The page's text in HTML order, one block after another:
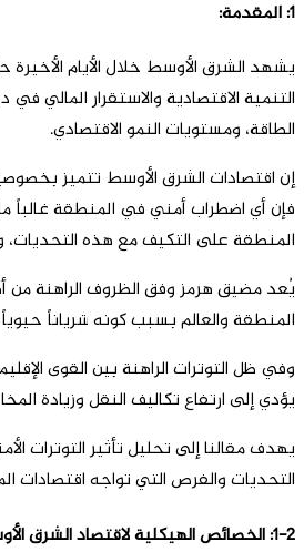
1: المقدمة:
يشهد الشرق الأوسط خلال الأيام الأخيرة
التنمية الاقتصادية والاستقرار المالي
الطاقة، ومستويات النمو الاقتصادي.
إن اقتصادات الشرق الأوسط تتميز
فإن أي اضطراب أمني في المنطقة غالباً
المنطقة على التكيف مع هذه التحديات،
يُعد مضيق هرمز وفق الظروف الراهنة من
المنطقة والعالم بسبب كونه شرياناً
وفي ظل التوترات الراهنة بين القوى
يؤدي إلى ارتفاع تكاليف النقل وزيادة
يهدف مقالنا إلى تحليل تأثير التوترات
التحديات والفرص التي تواجه
1-2: الخصائص الهيكلية لاقتصاد الشرق الأوسط: